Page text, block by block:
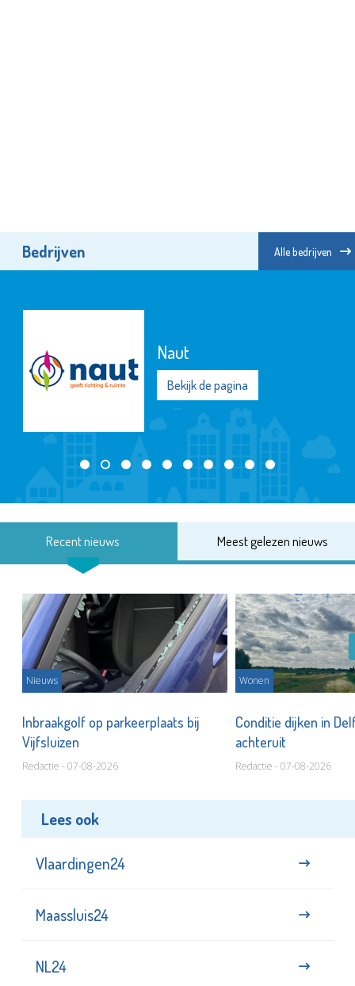
Bedrijven Alle bedrijven
Naut
Bekijk de pagina
Recent nieuws Meest gelezen nieuws
Nieuws
Inbraakgolf op parkeerplaats bij
Vijfsluizen
Redactie - 07-08-2026
Wonen
Conditie dijken in
achteruit
Redactie - 07-08-2026
Lees ook
Vlaardingen24
Maassluis24
NL24